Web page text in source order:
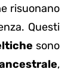
risuonano
Questi
sono
,